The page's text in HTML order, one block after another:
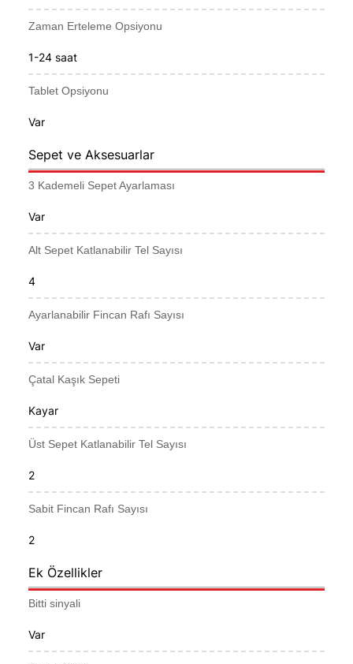
Zaman Erteleme Opsiyonu
1-24 saat
Tablet Opsiyonu
Var
Sepet ve Aksesuarlar
3 Kademeli Sepet Ayarlaması
Var
Alt Sepet Katlanabilir Tel Sayısı
4
Ayarlanabilir Fincan Rafı Sayısı
Var
Çatal Kaşık Sepeti
Kayar
Üst Sepet Katlanabilir Tel Sayısı
2
Sabit Fincan Rafı Sayısı
2
Ek Özellikler
Bitti sinyali
Var